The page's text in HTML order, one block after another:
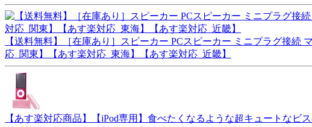
【送料無料】［在庫あり］スピーカー PCスピーカー ミニプラグ接
応_関東】【あす楽対応_東海】【あす楽対応_近畿】
【あす楽対応商品】【iPod専用】食べたくなるような超キュートなビ